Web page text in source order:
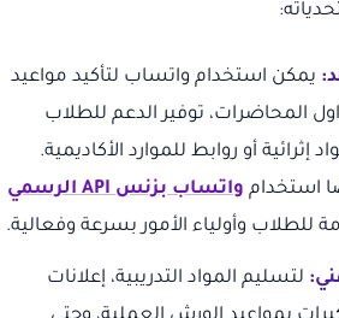
يمكن استخدام واتساب لتأكيد مواعيد
المحاضرات، توفير الدعم للطلاب
إثرائية أو روابط للموارد الأكاديمية.
استخدام واتساب بزنس API الرسمي
للطلاب وأولياء الأمور بسرعة وفعالية.
لتسليم المواد التدريبية، إعلانات